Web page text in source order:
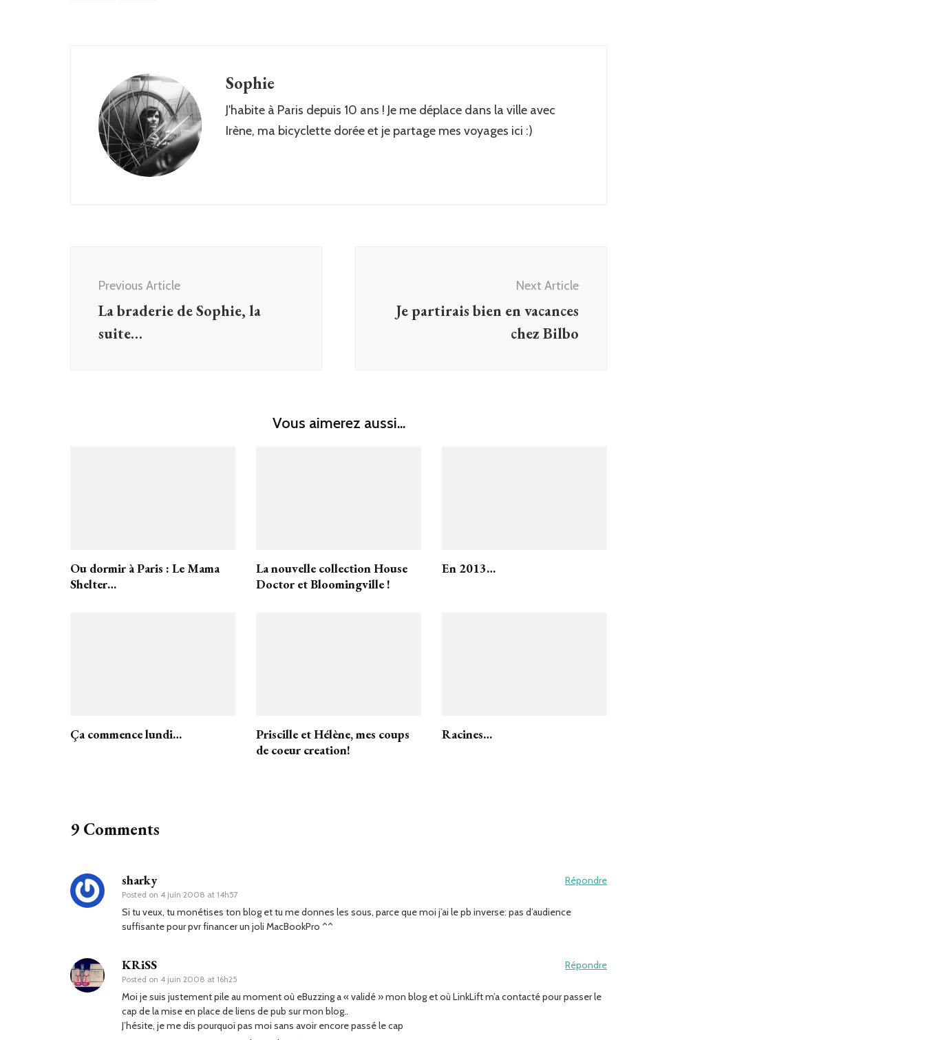
Sophie
J'habite à Paris depuis 10 ans ! Je me déplace dans la ville avec
Irène, ma bicyclette dorée et je partage mes voyages ici :)
Navigation
Previous Article
La braderie de Sophie, la
suite…
Next Article
Je partirais bien en vacances
chez Bilbo
Vous aimerez aussi...
Ou dormir à Paris : Le Mama
Shelter…
La nouvelle collection House
Doctor et Bloomingville !
En 2013…
Ça commence lundi…
Priscille et Hélène, mes coups
de coeur creation!
Racines…
9 Comments
sharky
Posted on 4 juin 2008 at 14h57
Répondre
Si tu veux, tu monétises ton blog et tu me donnes les sous, parce que moi j’ai le pb inverse: pas d’audience
suffisante pour pvr financer un joli MacBookPro ^^
KRiSS
Posted on 4 juin 2008 at 16h25
Répondre
Moi je suis justement pile au moment où eBuzzing a « validé » mon blog et où LinkLift m’a contacté pour passer le
cap de la mise en place de liens de pub sur mon blog..
J’hésite, je me dis pourquoi pas moi sans avoir encore passé le cap